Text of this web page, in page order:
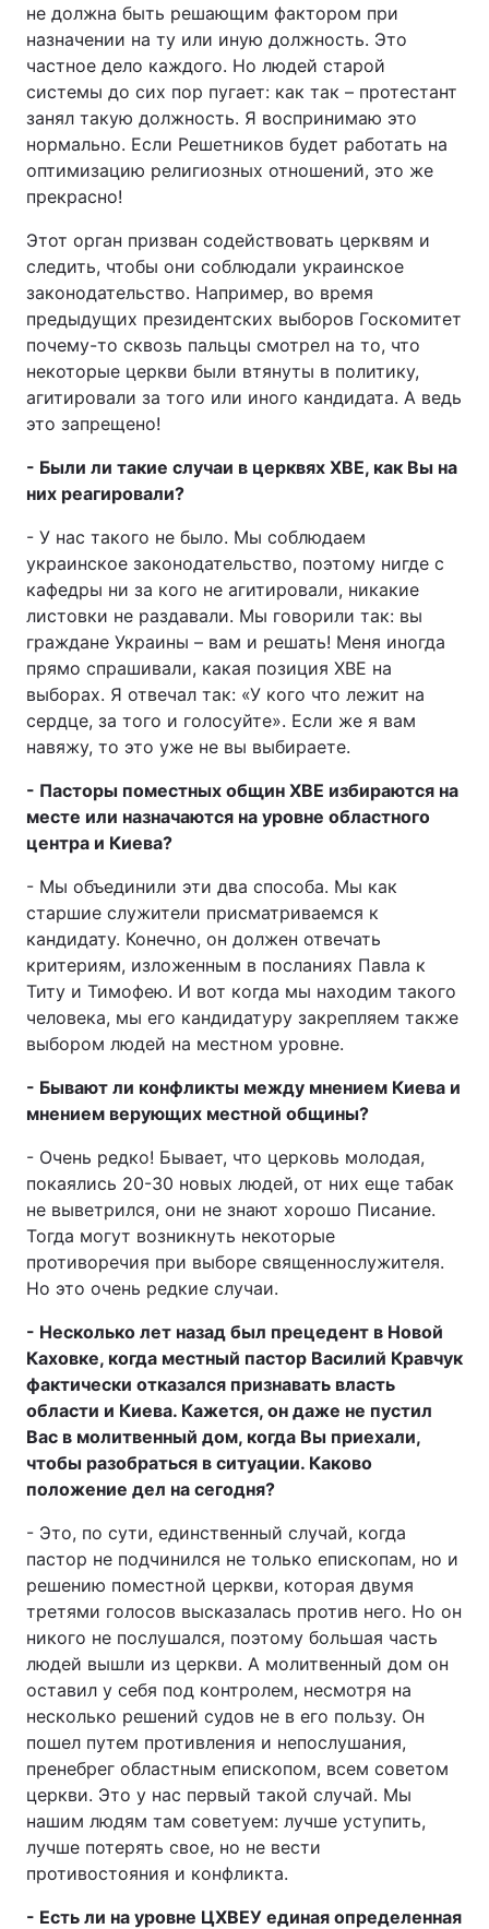
не должна быть решающим фактором при
назначении на ту или иную должность. Это
частное дело каждого. Но людей старой
системы до сих пор пугает: как так – протестант
занял такую должность. Я воспринимаю это
нормально. Если Решетников будет работать на
оптимизацию религиозных отношений, это же
прекрасно!
Этот орган призван содействовать церквям и
следить, чтобы они соблюдали украинское
законодательство. Например, во время
предыдущих президентских выборов Госкомитет
почему-то сквозь пальцы смотрел на то, что
некоторые церкви были втянуты в политику,
агитировали за того или иного кандидата. А ведь
это запрещено!
- Были ли такие случаи в церквях ХВЕ, как Вы на
них реагировали?
- У нас такого не было. Мы соблюдаем
украинское законодательство, поэтому нигде с
кафедры ни за кого не агитировали, никакие
листовки не раздавали. Мы говорили так: вы
граждане Украины – вам и решать! Меня иногда
прямо спрашивали, какая позиция ХВЕ на
выборах. Я отвечал так: «У кого что лежит на
сердце, за того и голосуйте». Если же я вам
навяжу, то это уже не вы выбираете.
- Пасторы поместных общин ХВЕ избираются на
месте или назначаются на уровне областного
центра и Киева?
- Мы объединили эти два способа. Мы как
старшие служители присматриваемся к
кандидату. Конечно, он должен отвечать
критериям, изложенным в посланиях Павла к
Титу и Тимофею. И вот когда мы находим такого
человека, мы его кандидатуру закрепляем также
выбором людей на местном уровне.
- Бывают ли конфликты между мнением Киева и
мнением верующих местной общины?
- Очень редко! Бывает, что церковь молодая,
покаялись 20-30 новых людей, от них еще табак
не выветрился, они не знают хорошо Писание.
Тогда могут возникнуть некоторые
противоречия при выборе священнослужителя.
Но это очень редкие случаи.
- Несколько лет назад был прецедент в Новой
Каховке, когда местный пастор Василий Кравчук
фактически отказался признавать власть
области и Киева. Кажется, он даже не пустил
Вас в молитвенный дом, когда Вы приехали,
чтобы разобраться в ситуации. Каково
положение дел на сегодня?
- Это, по сути, единственный случай, когда
пастор не подчинился не только епископам, но и
решению поместной церкви, которая двумя
третями голосов высказалась против него. Но он
никого не послушался, поэтому большая часть
людей вышли из церкви. А молитвенный дом он
оставил у себя под контролем, несмотря на
несколько решений судов не в его пользу. Он
пошел путем противления и непослушания,
пренебрег областным епископом, всем советом
церкви. Это у нас первый такой случай. Мы
нашим людям там советуем: лучше уступить,
лучше потерять свое, но не вести
противостояния и конфликта.
- Есть ли на уровне ЦХВЕУ единая определенная